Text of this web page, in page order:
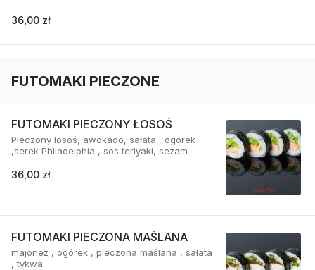
36,00 zł
FUTOMAKI PIECZONE
FUTOMAKI PIECZONY ŁOSOŚ
Pieczony łosoś, awokado, sałata , ogórek
,serek Philadelphia , sos teriyaki, sezam
36,00 zł
FUTOMAKI PIECZONA MAŚLANA
majonez , ogórek , pieczona maślana , sałata
, tykwa